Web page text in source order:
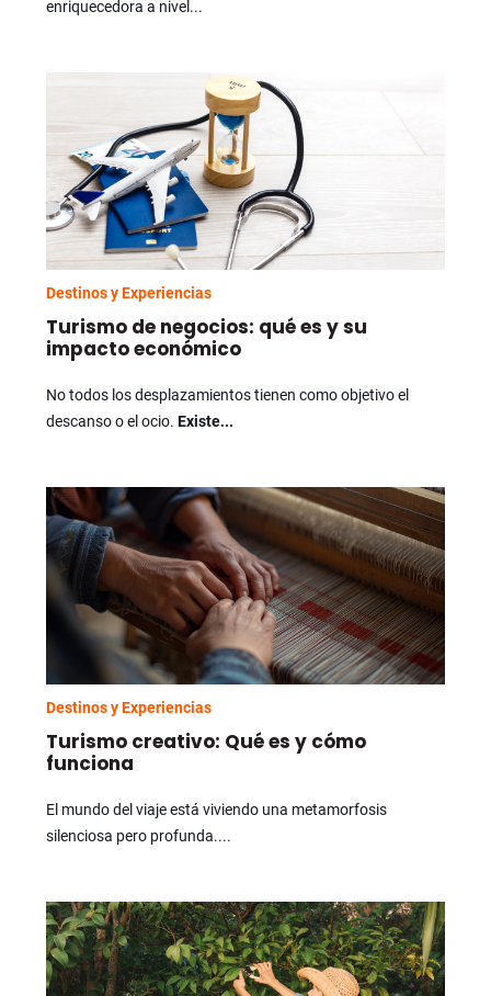
enriquecedora a nivel...
Destinos y Experiencias
Turismo de negocios: qué es y su
impacto económico
No todos los desplazamientos tienen como objetivo el
descanso o el ocio.Existe...
Destinos y Experiencias
Turismo creativo: Qué es y cómo
funciona
El mundo del viaje está viviendo una metamorfosis
silenciosa pero profunda....